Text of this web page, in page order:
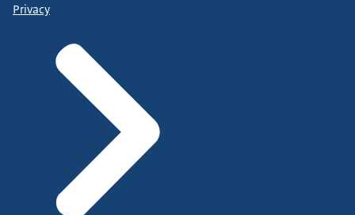
Privacy